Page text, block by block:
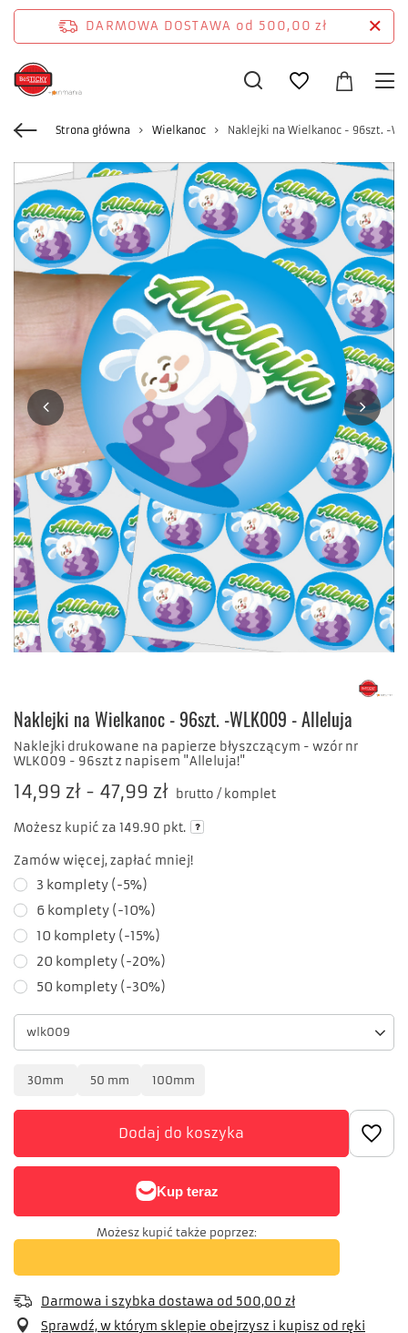
DARMOWA DOSTAWA od 500,00 zł
Strona główna Wielkanoc Naklejki na Wielkanoc - 96szt. -
Naklejki na Wielkanoc - 96szt. -WLK009 - Alleluja
Naklejki drukowane na papierze błyszczącym - wzór nr
WLK009 - 96szt z napisem "Alleluja!"
wlk009
30mm 50 mm 100mm
14,99 zł - 47,99 zł brutto / komplet
Możesz kupić za 149.90 pkt.
Dodaj do koszyka
Możesz kupić także poprzez:
Zamów więcej, zapłać mniej!
3 komplety (-5%)
6 komplety (-10%)
10 komplety (-15%)
20 komplety (-20%)
50 komplety (-30%)
Darmowa i szybka dostawa od 500,00 zł
Sprawdź, w którym sklepie obejrzysz i kupisz od ręki